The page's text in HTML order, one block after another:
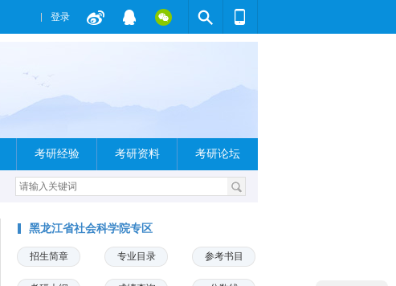
登录
考研经验 考研资料 考研论坛
黑龙江省社会科学院专区
招生简章 专业目录 参考书目